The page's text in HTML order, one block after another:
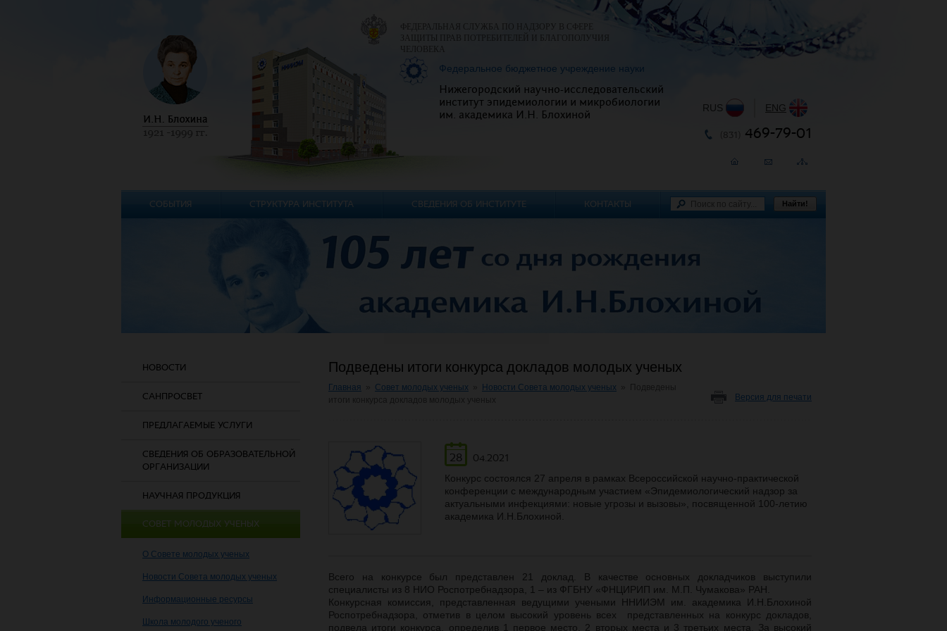
НОВОСТИ
САНПРОСВЕТ
ПРЕДЛАГАЕМЫЕ УСЛУГИ
СВЕДЕНИЯ ОБ ОБРАЗОВАТЕЛЬНОЙ
ОРГАНИЗАЦИИ
НАУЧНАЯ ПРОДУКЦИЯ
СОВЕТ МОЛОДЫХ УЧЕНЫХ
О Совете молодых ученых
Новости Совета молодых ученых
Информационные ресурсы
Школа молодого ученого
Подведены итоги конкурса докладов молодых ученых
Главная Совет молодых ученых Новости Совета молодых ученых
Версия для печати
28
04.2021
Конкурс состоялся 27 апреля в рамках Всероссийской научно-практической
конференции с международным участием «Эпидемиологический надзор за
актуальными инфекциями: новые угрозы и вызовы», посвященной 100-летию
академика И.Н.Блохиной.
Всего на конкурсе был представлен 21 доклад. В качестве основных докладчиков выступили
специалисты из 8 НИО Роспотребнадзора, 1 – из ФГБНУ «ФНЦИРИП им. М.П. Чумакова» РАН.
Конкурсная комиссия, представленная ведущими учеными ННИИЭМ им. академика И.Н.Блохиной
Роспотребнадзора, отметив в целом высокий уровень всех представленных на конкурс докладов,
подвела итоги конкурса, определив 1 первое место, 2 вторых места и 3 третьих места. За высокий
ФЕДЕРАЛЬНАЯ СЛУЖБА ПО НАДЗОРУ В СФЕРЕ
ЗАЩИТЫ ПРАВ ПОТРЕБИТЕЛЕЙ И БЛАГОПОЛУЧИЯ
ЧЕЛОВЕКА
Федеральное бюджетное учреждение науки
Нижегородский научно-исследовательский
институт эпидемиологии и микробиологии
им. академика И.Н. Блохиной
RUS ENG
469-79-01
СОБЫТИЯ СТРУКТУРА ИНСТИТУТА СВЕДЕНИЯ ОБ ИНСТИТУТЕ КОНТАКТЫ Найти!